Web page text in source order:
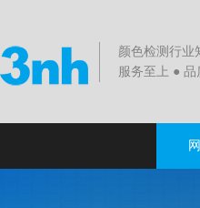
颜色检测行业
服务至上 ● 品